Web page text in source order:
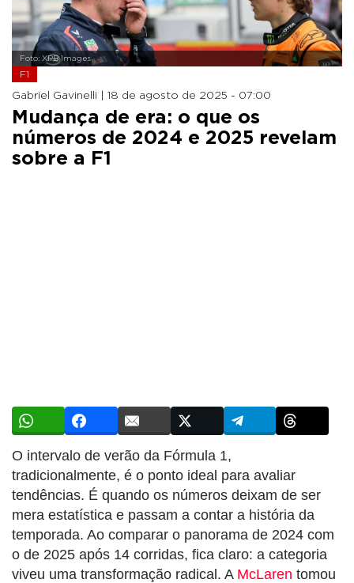
Foto: XPB Images
F1
Gabriel Gavinelli | 18 de agosto de 2025 - 07:00
Mudança de era: o que os
números de 2024 e 2025 revelam
sobre a F1
O intervalo de verão da Fórmula 1,
tradicionalmente, é o ponto ideal para avaliar
tendências. É quando os números deixam de ser
mera estatística e passam a contar a história da
temporada. Ao comparar o panorama de 2024 com
o de 2025 após 14 corridas, fica claro: a categoria
viveu uma transformação radical. A McLaren tomou